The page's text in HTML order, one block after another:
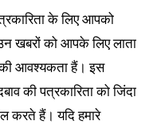
के लिए आपको
खबरों को आपके लिए लाता
की आवश्यकता हैं। इस
की पत्रकारिता को जिंदा
करते हैं। यदि हमारे